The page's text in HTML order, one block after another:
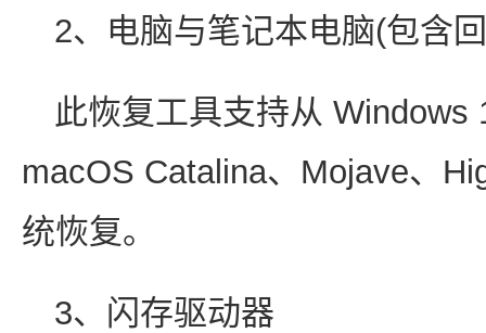
2、电脑与笔记本电脑(包含
此恢复工具支持从
macOS Catalina、Mojave、
统恢复。
3、闪存驱动器